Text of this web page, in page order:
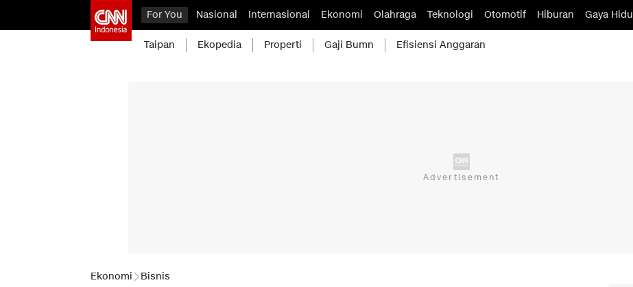
For You Nasional Internasional Ekonomi Olahraga Teknologi Otomotif Hiburan Gaya
Taipan Ekopedia Properti Gaji Bumn Efisiensi Anggaran
Ekonomi Bisnis